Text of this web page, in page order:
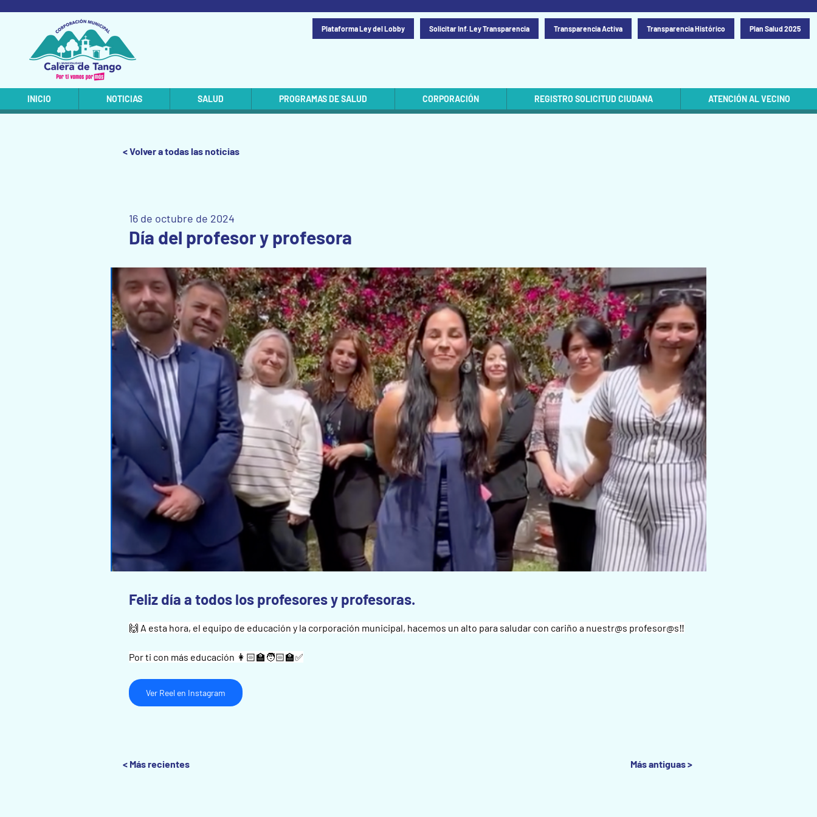
Plataforma Ley del Lobby Solicitar Inf. Ley Transparencia Transparencia Activa Transparencia Histórico Plan Salud 2025
INICIO NOTICIAS SALUD PROGRAMAS DE SALUD CORPORACIÓN REGISTRO SOLICITUD CIUDANA ATENCIÓN AL VECINO
< Volver a todas las noticias
16 de octubre de 2024
Día del profesor y profesora
Feliz día a todos los profesores y profesoras.
🙌 A esta hora, el equipo de educación y la corporación municipal, hacemos un alto para saludar con cariño a nuestr@s profesor@s‼️
Por ti con más educación 👩🏻‍🏫🧑🏻‍🏫✅
Ver Reel en Instagram
< Más recientes Más antiguas >